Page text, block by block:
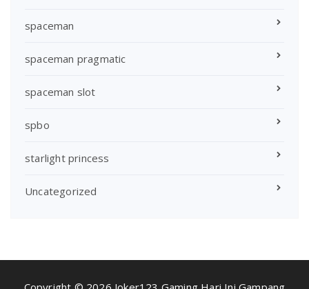
spaceman
spaceman pragmatic
spaceman slot
spbo
starlight princess
Uncategorized